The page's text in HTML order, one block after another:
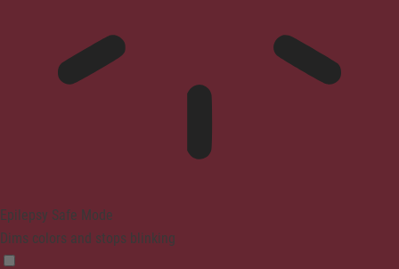
Epilepsy Safe Mode
Dims colors and stops blinking